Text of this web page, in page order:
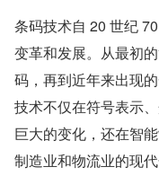
条码技术自 20 世纪
变革和发展。从最初
码，再到近年来出现
技术不仅在符号表示
巨大的变化，还在智
制造业和物流业的现